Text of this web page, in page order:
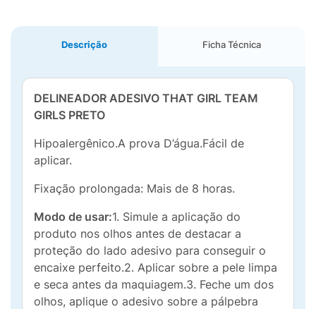
Descrição Ficha Técnica
DELINEADOR ADESIVO THAT GIRL TEAM
GIRLS PRETO
Hipoalergênico.A prova D’água.Fácil de
aplicar.
Fixação prolongada: Mais de 8 horas.
Modo de usar:1. Simule a aplicação do
produto nos olhos antes de destacar a
proteção do lado adesivo para conseguir o
encaixe perfeito.2. Aplicar sobre a pele limpa
e seca antes da maquiagem.3. Feche um dos
olhos, aplique o adesivo sobre a pálpebra